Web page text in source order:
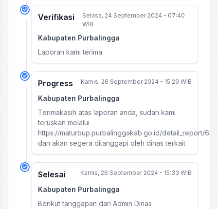
Verifikasi
Selasa, 24 September 2024 - 07:40
WIB
Kabupaten Purbalingga
Laporan kami terima
Progress Kamis, 26 September 2024 - 15:29 WIB
Kabupaten Purbalingga
Terimakasih atas laporan anda, sudah kami
teruskan melalui
https://maturbup.purbalinggakab.go.id/detail_report/
dan akan segera ditanggapi oleh dinas terkait
Selesai Kamis, 26 September 2024 - 15:33 WIB
Kabupaten Purbalingga
Berikut tanggapan dari Admin Dinas